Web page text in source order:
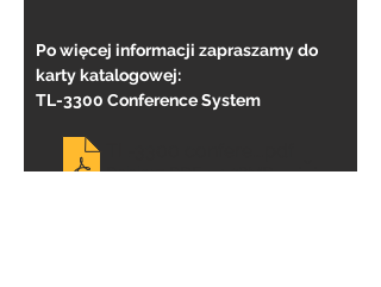
Po więcej informacji zapraszamy do
karty katalogowej:
TL-3300 Conference System
Pobierz PDF • 4.38MB